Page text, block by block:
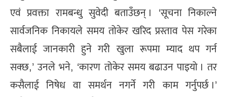
एवं प्रवक्ता रामबन्धु सुवेदी बताउँछन् । ‘सूचना निकाल्ने
सार्वजनिक निकायले समय तोकेर खरिद प्रस्ताव पेस गरेका
सबैलाई जानकारी हुने गरी खुला रूपमा म्याद थप गर्न
सक्छ,’ उनले भने, ‘कारण तोकेर समय बढाउन पाइयो । तर
कसैलाई निषेध वा समर्थन नगर्ने गरी काम गर्नुपर्छ ।’